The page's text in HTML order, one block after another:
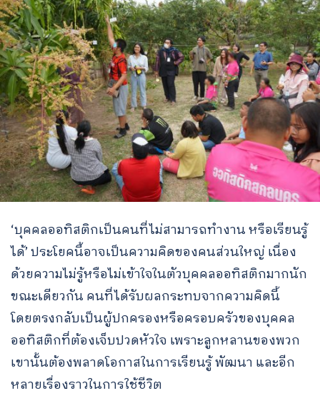
‘บุคคลออทิสติกเป็นคนที่ไม่สามารถทำงาน หรือเรียนรู้
ได้’ ประโยคนี้อาจเป็นความคิดของคนส่วนใหญ่ เนื่อง
ด้วยความไม่รู้หรือไม่เข้าใจในตัวบุคคลออทิสติกมากนัก
ขณะเดียวกัน คนที่ได้รับผลกระทบจากความคิดนี้
โดยตรงกลับเป็นผู้ปกครองหรือครอบครัวของบุคคล
ออทิสติกที่ต้องเจ็บปวดหัวใจ เพราะลูกหลานของพวก
เขานั้นต้องพลาดโอกาสในการเรียนรู้ พัฒนา และอีก
หลายเรื่องราวในการใช้ชีวิต